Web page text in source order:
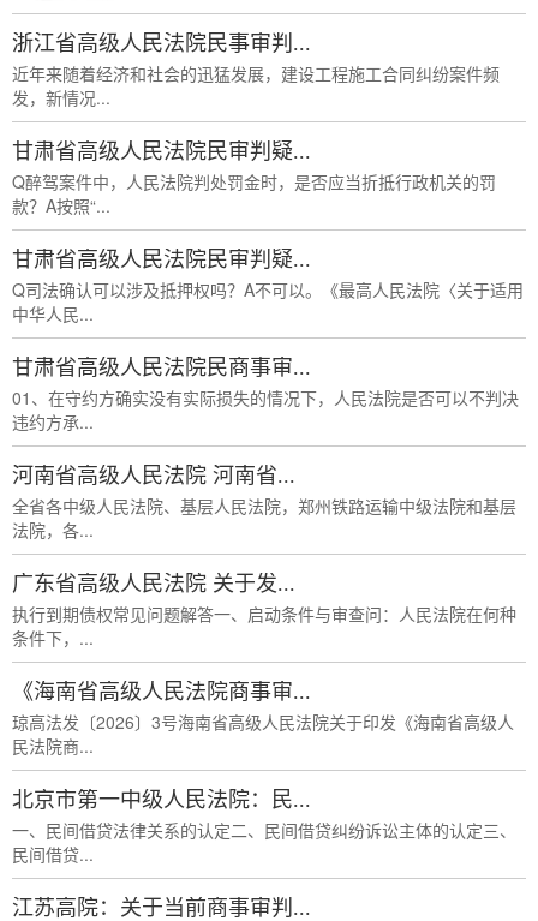
浙江省高级人民法院民事审判...
近年来随着经济和社会的迅猛发展，建设工程施工合同纠纷案件频
发，新情况...
甘肃省高级人民法院民审判疑...
Q醉驾案件中，人民法院判处罚金时，是否应当折抵行政机关的罚
款？A按照“...
甘肃省高级人民法院民审判疑...
Q司法确认可以涉及抵押权吗？A不可以。《最高人民法院〈关于适用
中华人民...
甘肃省高级人民法院民商事审...
01、在守约方确实没有实际损失的情况下，人民法院是否可以不判决
违约方承...
河南省高级人民法院 河南省...
全省各中级人民法院、基层人民法院，郑州铁路运输中级法院和基层
法院，各...
广东省高级人民法院 关于发...
执行到期债权常见问题解答一、启动条件与审查问：人民法院在何种
条件下，...
《海南省高级人民法院商事审...
琼高法发〔2026〕3号海南省高级人民法院关于印发《海南省高级人
民法院商...
北京市第一中级人民法院：民...
一、民间借贷法律关系的认定二、民间借贷纠纷诉讼主体的认定三、
民间借贷...
江苏高院：关于当前商事审判...